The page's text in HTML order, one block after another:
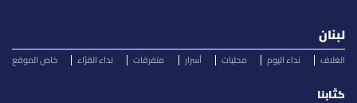
لبنان
الغلاف نداء اليوم محليات أسرار متفرقات نداء القرّاء خاص الموقع
كتّابنا